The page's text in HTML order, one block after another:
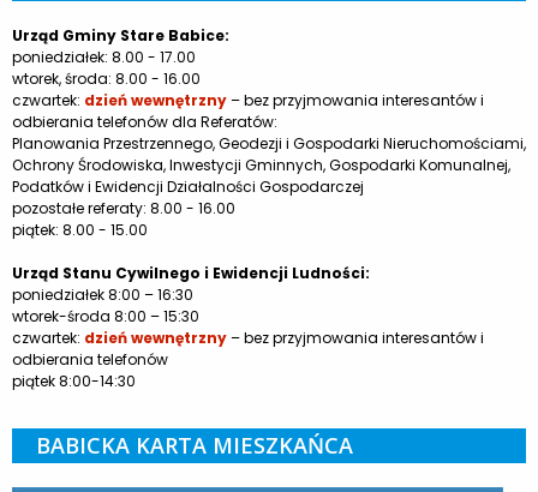
Urząd Gminy Stare Babice:
poniedziałek: 8.00 - 17.00
wtorek, środa: 8.00 - 16.00
czwartek: dzień wewnętrzny– bez przyjmowania interesantów i
odbierania telefonów dla Referatów:
Planowania Przestrzennego, Geodezji i Gospodarki Nieruchomościami,
Ochrony Środowiska, Inwestycji Gminnych, Gospodarki Komunalnej,
Podatków i Ewidencji Działalności Gospodarczej
pozostałe referaty: 8.00 - 16.00
piątek: 8.00 - 15.00
Urząd Stanu Cywilnego i Ewidencji Ludności:
poniedziałek 8:00 – 16:30
wtorek-środa 8:00 – 15:30
czwartek: dzień wewnętrzny– bez przyjmowania interesantów i
odbierania telefonów
piątek 8:00-14:30
BABICKA KARTA MIESZKAŃCA